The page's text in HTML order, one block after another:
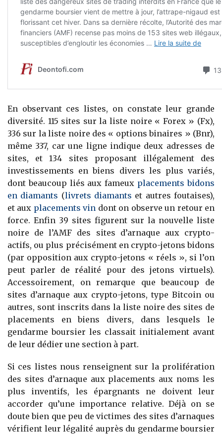
En observant ces listes, on constate leur grande
diversité. 115 sites sur la liste noire « Forex » (Fx),
336 sur la liste noire des « options binaires » (Bnr),
même 337, car une ligne indique deux adresses de
sites, et 134 sites proposant illégalement des
investissements en biens divers les plus variés,
dont beaucoup liés aux fameux placements bidons
en diamants (livrets diamants et autres foutaises),
et aux placements vin dont on observe un retour en
force. Enfin 39 sites figurent sur la nouvelle liste
noire de l’AMF des sites d’arnaque aux crypto-
actifs, ou plus précisément en crypto-jetons bidons
(par opposition aux crypto-jetons « réels », si l’on
peut parler de réalité pour des jetons virtuels).
Accessoirement, on remarque que beaucoup de
sites d’arnaque aux crypto-jetons, type Bitcoin ou
autres, sont inscrits dans la liste noire des sites de
placements en biens divers, dans lesquels le
gendarme boursier les classait initialement avant
de leur dédier une section à part.
Si ces listes nous renseignent sur la prolifération
des sites d’arnaque aux placements aux noms les
plus inventifs, les épargnants ne doivent leur
accorder qu’une importance relative. Déjà on se
doute bien que peu de victimes des sites d’arnaques
vérifient leur légalité auprès du gendarme boursier